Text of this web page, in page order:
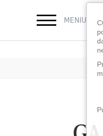
MENIU